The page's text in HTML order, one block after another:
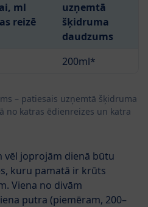
ml
reizē
uzņemtā
šķidruma
daudzums
200ml*
– patiesais uzņemtā šķidruma
no katras ēdienreizes un katra
vēl joprojām dienā būtu
kuru pamatā ir krūts
Viena no divām
putra (piemēram, 200–